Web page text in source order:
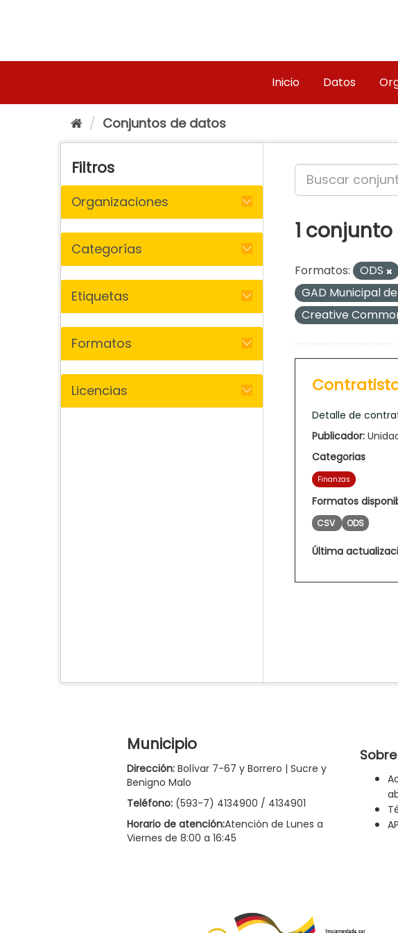
Inicio Datos
Conjuntos de datos
Filtros
Organizaciones
Categorías
Etiquetas
Formatos
Licencias
1
Formatos: ODS
GAD Municipal
Creative
Detalle de
Publicador:
Categorias
Finanzas
Formatos
CSV ODS
Última
Municipio
Dirección: Bolívar 7-67 y Borrero | Sucre y
Benigno Malo
Teléfono: (593-7) 4134900 / 4134901
Horario de atención:Atención de Lunes a
Viernes de 8:00 a 16:45